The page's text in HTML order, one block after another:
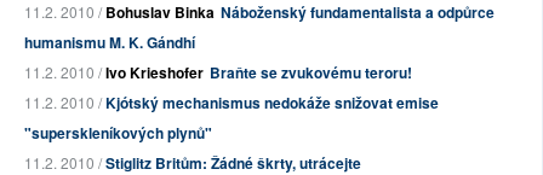
11.2. 2010 /Bohuslav Binka Náboženský fundamentalista a odpůrce
humanismu M. K. Gándhí
11.2. 2010 /Ivo Krieshofer Braňte se zvukovému teroru!
11.2. 2010 /Kjótský mechanismus nedokáže snižovat emise
"superskleníkových plynů"
11.2. 2010 /Stiglitz Britům: Žádné škrty, utrácejte